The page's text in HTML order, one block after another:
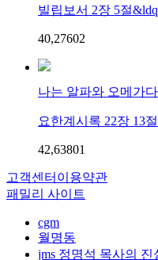
빌립보서 2장 5절
40,27602
나는 알파와 오메가다
요한계시록 22장 13
42,63801
고객센터 이용약관
패밀리 사이트
cgm
월명동
jms 정명석 목사의 진